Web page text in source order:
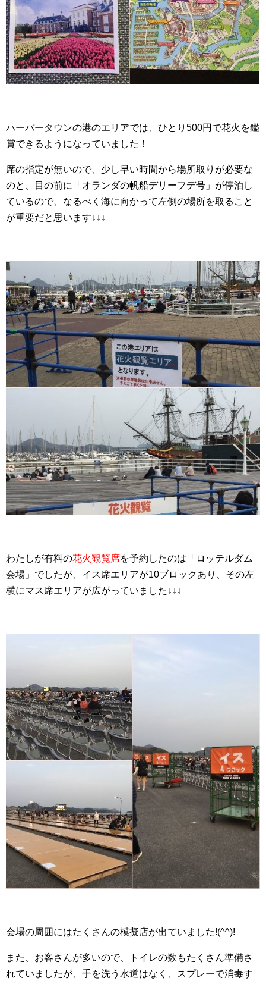
ハーバータウンの港のエリアでは、ひとり500円で花火を鑑
賞できるようになっていました！
席の指定が無いので、少し早い時間から場所取りが必要な
のと、目の前に「オランダの帆船デリーフデ号」が停泊し
ているので、なるべく海に向かって左側の場所を取ること
が重要だと思います↓↓↓
わたしが有料の花火観覧席を予約したのは「ロッテルダム
会場」でしたが、イス席エリアが10ブロックあり、その左
横にマス席エリアが広がっていました↓↓↓
会場の周囲にはたくさんの模擬店が出ていました!(^^)!
また、お客さんが多いので、トイレの数もたくさん準備さ
れていましたが、手を洗う水道はなく、スプレーで消毒す